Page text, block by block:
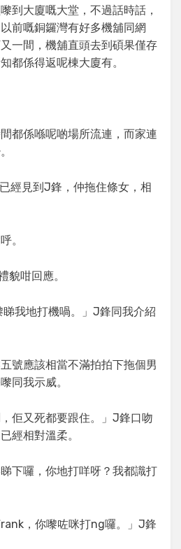
到大廈嘅大堂，不過話時話，
前嘅銅鑼灣有好多機舖同網
一間，機舖直頭去到碩果僅存
都係得返呢棟大廈有。
都係喺呢啲場所流連，而家連
經見到J鋒，仲拖住條女，相
。
貌咁回應。
睇我地打機喎。」J鋒同我介紹
號應該相當不滿拍拍下拖個男
同我示威。
佢又死都要跟住。」J鋒口吻
經相對溫柔。
下囉，你地打咩呀？我都識打
rank，你嚟咗咪打ng囉。」J鋒